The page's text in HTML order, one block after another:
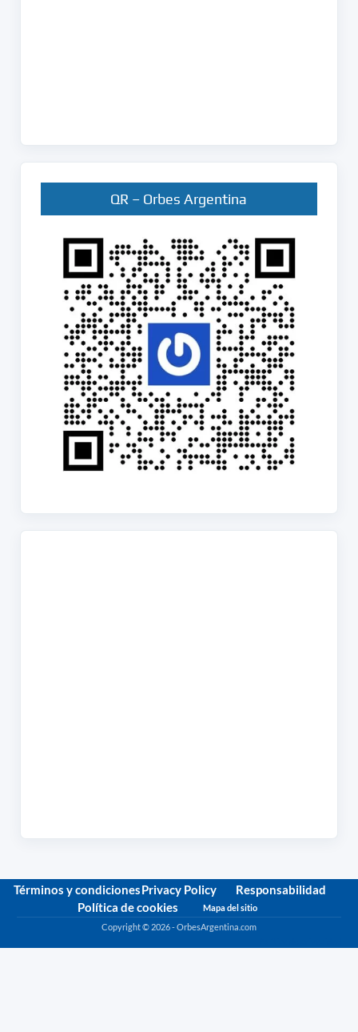
QR – Orbes Argentina
Términos y condicionesPrivacy Policy
Responsabilidad
Política de cookies
Mapa del sitio
Copyright © 2026 - OrbesArgentina.com